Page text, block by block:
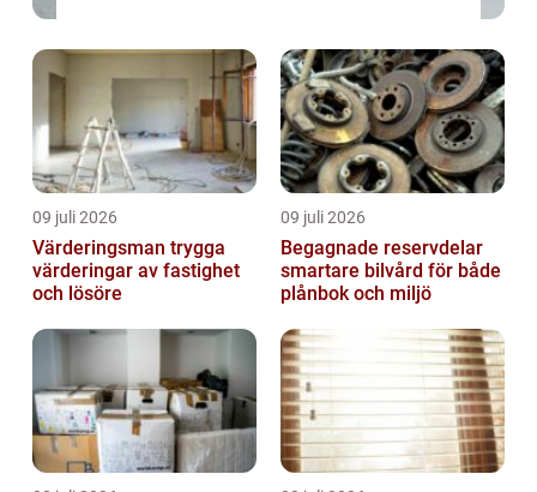
09 juli 2026
Värderingsman trygga
värderingar av fastighet
och lösöre
09 juli 2026
Begagnade reservdelar
smartare bilvård för både
plånbok och miljö